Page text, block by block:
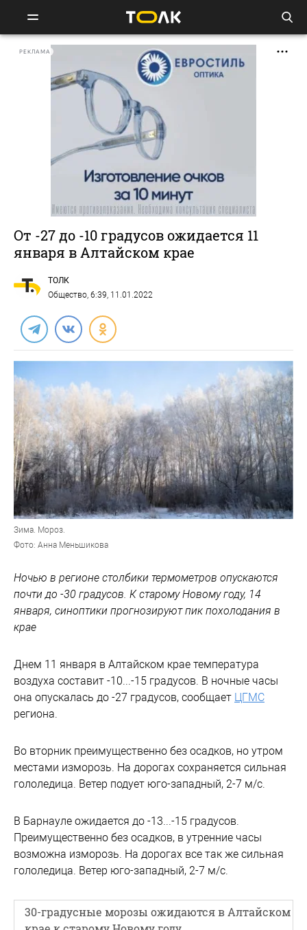
РЕКЛАМА
От -27 до -10 градусов ожидается 11
января в Алтайском крае
ТОЛК
Общество, 6:39, 11.01.2022
Зима. Мороз.
Фото: Анна Меньшикова
Ночью в регионе столбики термометров опускаются
почти до -30 градусов. К старому Новому году, 14
января, синоптики прогнозируют пик похолодания в
крае
Днем 11 января в Алтайском крае температура
воздуха составит -10...-15 градусов. В ночные часы
она опускалась до -27 градусов, сообщает ЦГМС
региона.
Во вторник преимущественно без осадков, но утром
местами изморозь. На дорогах сохраняется сильная
гололедица. Ветер подует юго-западный, 2-7 м/с.
В Барнауле ожидается до -13...-15 градусов.
Преимущественно без осадков, в утренние часы
возможна изморозь. На дорогах все так же сильная
гололедица. Ветер юго-западный, 2-7 м/с.
30-градусные морозы ожидаются в Алтайском